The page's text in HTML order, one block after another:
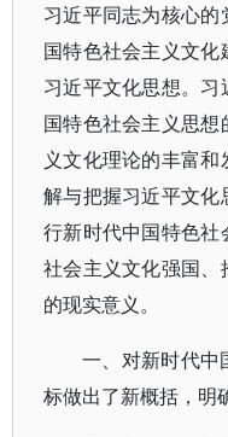
习近平同志为核心
国特色社会主义文
习近平文化思想。
国特色社会主义思
义文化理论的丰富
解与把握习近平文
行新时代中国特色
社会主义文化强国
的现实意义。
一、对新时代中
标做出了新概括，明